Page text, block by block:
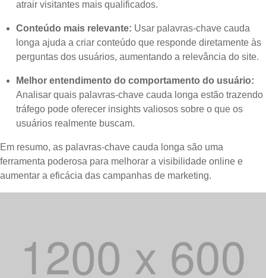
atrair visitantes mais qualificados.
Conteúdo mais relevante: Usar palavras-chave cauda
longa ajuda a criar conteúdo que responde diretamente às
perguntas dos usuários, aumentando a relevância do site.
Melhor entendimento do comportamento do usuário:
Analisar quais palavras-chave cauda longa estão trazendo
tráfego pode oferecer insights valiosos sobre o que os
usuários realmente buscam.
Em resumo, as palavras-chave cauda longa são uma
ferramenta poderosa para melhorar a visibilidade online e
aumentar a eficácia das campanhas de marketing.